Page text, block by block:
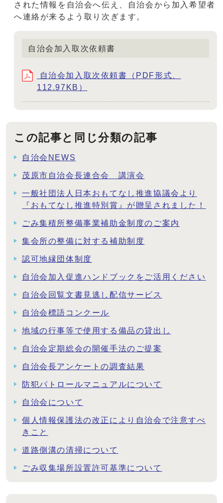
された情報を自治会へ伝え、自治会から加入希望者
へ連絡が来るよう取り次ぎます。
自治会加入取次依頼書
自治会加入取次依頼書（PDF形式、
112.97KB）
この記事と同じ分類の記事
自治会NEWS
茂原市自治会長連合会 講演会
一般社団法人日本おもてなし推進協議会より
『おもてなし推進特別賞』が贈呈されました！
ごみ集積所整備事業補助金制度のご案内
集会所の整備に対する補助制度
認可地縁団体制度
自治会加入促進ハンドブックをご活用ください
自治会回覧文書見逃し配信サービス
自治会標語コンクール
地域の行事等で使用する備品の貸出し
自治会定期総会の開催手法のご提案
自治会長アンケートの調査結果
防犯パトロールマニュアルについて
自治会について
個人情報保護法の改正により自治会で注意すべ
きこと
道路側溝の清掃について
ごみ収集場所設置許可基準について